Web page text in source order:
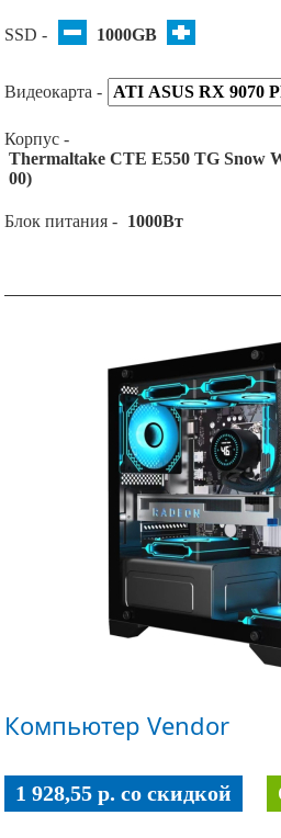
SSD - 1000GB
Видеокарта -
Корпус -
Thermaltake CTE E550 TG Snow
00)
Блок питания - 1000Вт
Компьютер Vendor
1 928,55 p. co скидкой